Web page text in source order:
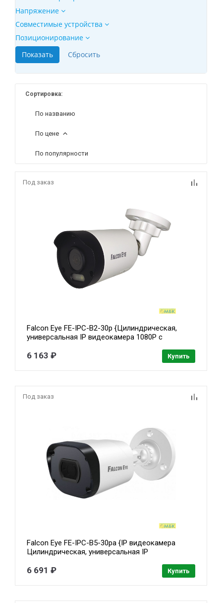
Напряжение
Совместимые устройства
Позиционирование
Сортировка:
По названию
По цене
По популярности
Под заказ
Falcon Eye FE-IPC-B2-30p {Цилиндрическая,
универсальная IP видеокамера 1080P с
IMX 307 сенсор; Н.264/H.265/H.265+; Разрешение
6 163 ₽ Купить
Под заказ
Falcon Eye FE-IPC-B5-30pa {IP видеокамера
Цилиндрическая, универсальная IP
1/2.8'' SONY STARVIS IMX335 сенсор;
Н.264/H.265/H.265+; Разрешение 2592H?1944
6 691 ₽ Купить